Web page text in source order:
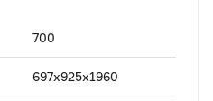
700
697х925х1960